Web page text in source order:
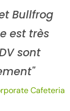
Bullfrog
est très
sont
Cafeteria